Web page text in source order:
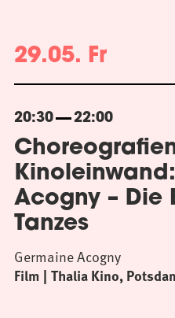
29.05. Fr
20:30 22:00
Acogny – Die
Tanzes
Film Thalia Kino,
Germaine Acogny